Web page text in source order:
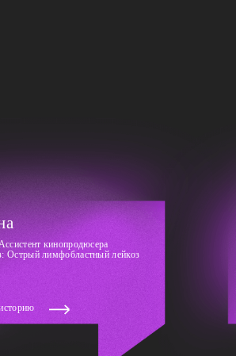
кинопродюсера
Острый лимфобластный лейкоз